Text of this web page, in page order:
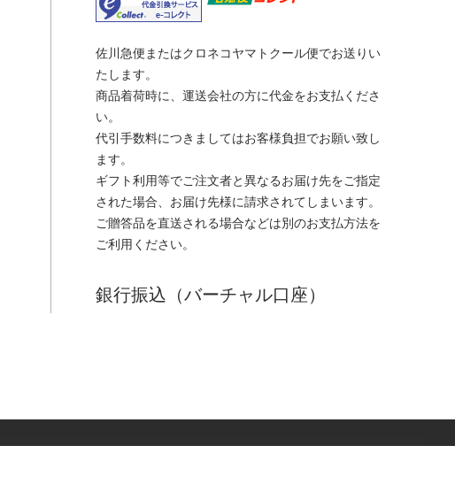
佐川急便またはクロネコヤマトクール便でお送りい
たします。
商品着荷時に、運送会社の方に代金をお支払くださ
い。
代引手数料につきましてはお客様負担でお願い致し
ます。
ギフト利用等でご注文者と異なるお届け先をご指定
された場合、お届け先様に請求されてしまいます。
ご贈答品を直送される場合などは別のお支払方法を
ご利用ください。
銀行振込（バーチャル口座）